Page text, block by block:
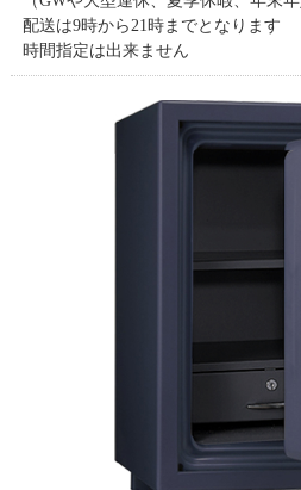
配送は9時から21時までとなります
時間指定は出来ません